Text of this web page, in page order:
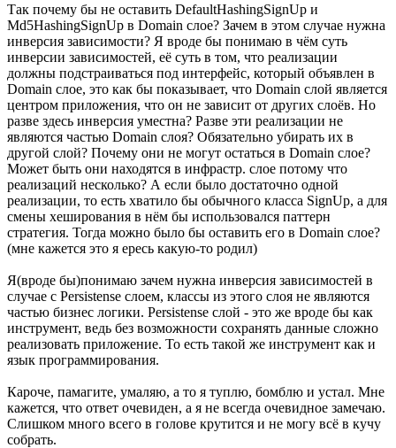
Так почему бы не оставить DefaultHashingSignUp и
Md5HashingSignUp в Domain слое? Зачем в этом случае нужна
инверсия зависимости? Я вроде бы понимаю в чём суть
инверсии зависимостей, её суть в том, что реализации
должны подстраиваться под интерфейс, который объявлен в
Domain слое, это как бы показывает, что Domain слой является
центром приложения, что он не зависит от других слоёв. Но
разве здесь инверсия уместна? Разве эти реализации не
являются частью Domain слоя? Обязательно убирать их в
другой слой? Почему они не могут остаться в Domain слое?
Может быть они находятся в инфрастр. слое потому что
реализаций несколько? А если было достаточно одной
реализации, то есть хватило бы обычного класса SignUp, а для
смены хеширования в нём бы использовался паттерн
стратегия. Тогда можно было бы оставить его в Domain слое?
(мне кажется это я ересь какую-то родил)
Я(вроде бы)понимаю зачем нужна инверсия зависимостей в
случае с Persistense слоем, классы из этого слоя не являются
частью бизнес логики. Persistense слой - это же вроде бы как
инструмент, ведь без возможности сохранять данные сложно
реализовать приложение. То есть такой же инструмент как и
язык программирования.
Кароче, памагите, умаляю, а то я туплю, бомблю и устал. Мне
кажется, что ответ очевиден, а я не всегда очевидное замечаю.
Слишком много всего в голове крутится и не могу всё в кучу
собрать.